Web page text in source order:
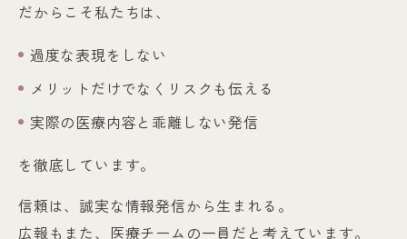
だからこそ私たちは、
過度な表現をしない
メリットだけでなくリスクも伝える
実際の医療内容と乖離しない発信
を徹底しています。
信頼は、誠実な情報発信から生まれる。
広報もまた、医療チームの一員だと考えています。